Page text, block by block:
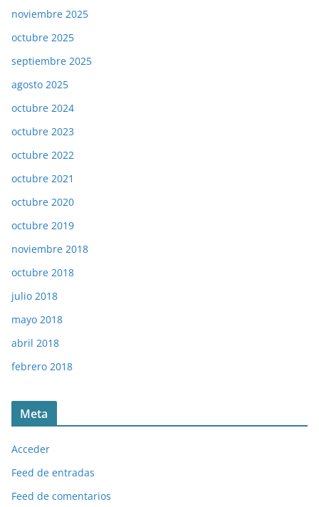
noviembre 2025
octubre 2025
septiembre 2025
agosto 2025
octubre 2024
octubre 2023
octubre 2022
octubre 2021
octubre 2020
octubre 2019
noviembre 2018
octubre 2018
julio 2018
mayo 2018
abril 2018
febrero 2018
Meta
Acceder
Feed de entradas
Feed de comentarios